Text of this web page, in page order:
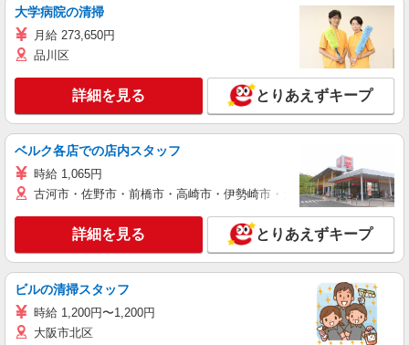
大学病院の清掃
月給 273,650円
品川区
詳細を見る とりあえずキープ
ベルク各店での店内スタッフ
時給 1,065円
古河市・佐野市・前橋市・高崎市・伊勢崎市・太田市・館林市・藤
詳細を見る とりあえずキープ
ビルの清掃スタッフ
時給 1,200円〜1,200円
大阪市北区